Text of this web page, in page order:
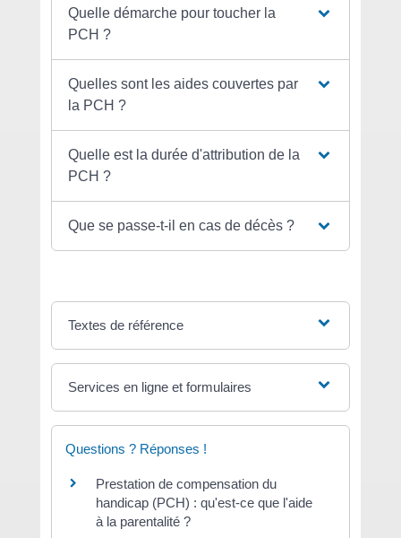
Quelle démarche pour toucher la
PCH ?
Quelles sont les aides couvertes par
la PCH ?
Quelle est la durée d'attribution de la
PCH ?
Que se passe-t-il en cas de décès ?
Textes de référence
Services en ligne et formulaires
Questions ? Réponses !
Prestation de compensation du
handicap (PCH) : qu'est-ce que l'aide
à la parentalité ?